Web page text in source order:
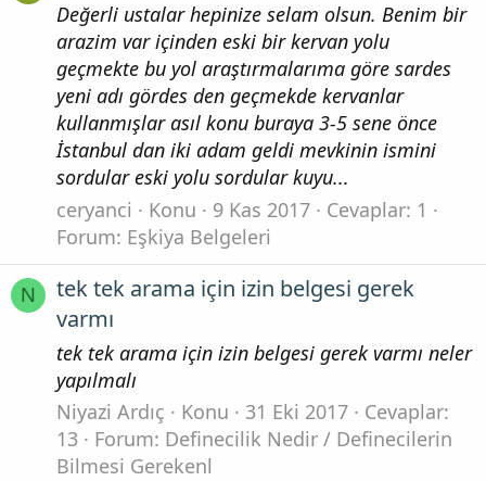
Değerli ustalar hepinize selam olsun. Benim bir
arazim var içinden eski bir kervan yolu
geçmekte bu yol araştırmalarıma göre sardes
yeni adı gördes den geçmekde kervanlar
kullanmışlar asıl konu buraya 3-5 sene önce
İstanbul dan iki adam geldi mevkinin ismini
sordular eski yolu sordular kuyu...
ceryanci
Konu 9 Kas 2017
Cevaplar: 1
Forum: Eşkiya Belgeleri
N
tek tek arama için izin belgesi gerek
varmı
tek tek arama için izin belgesi gerek varmı neler
yapılmalı
Niyazi Ardıç
Konu 31 Eki 2017
Cevaplar:
13
Forum: Definecilik Nedir / Definecilerin
Bilmesi Gerekenl